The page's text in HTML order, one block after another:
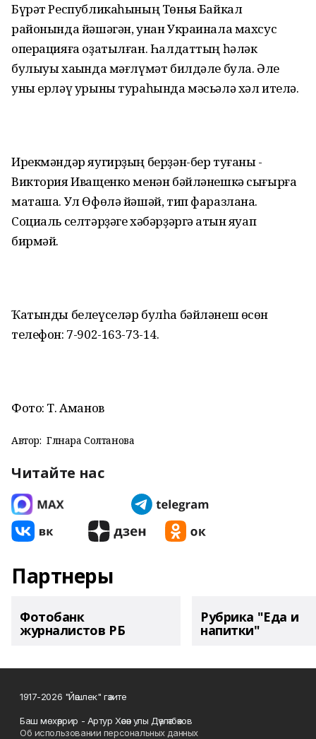
Бүрәт Республикаһының Төньяҡ Байкал
районында йәшәгән, унан Украинала махсус
операцияға оҙатылған. Һалдаттың һәләк
булыуы хаҡында мәғлүмәт билдәле була. Әле
уны ерләү урыны тураһында мәсьәлә хәл ителә.
Ирекмәндәр яугирҙың берҙән-бер туғаны -
Виктория Иващенко менән бәйләнешкә сығырға
маташа. Ул Өфөлә йәшәй, тип фаразлана.
Социаль селтәрҙәге хәбәрҙәргә ҡатын яуап
бирмәй.
Ҡатынды белеүселәр булһа бәйләнеш өсөн
телефон: 7-902-163-73-14.
Фото: Т. Аманов
Автор: Гөлнара Солтанова
Читайте нас
Партнеры
Фотобанк
журналистов РБ
Рубрика "Еда и
напитки"
1917-2026 "Йәшлек" гәзите
Баш мөхәррир - Артур Хәсән улы Дәүләтбәков
Об использовании персональных данных